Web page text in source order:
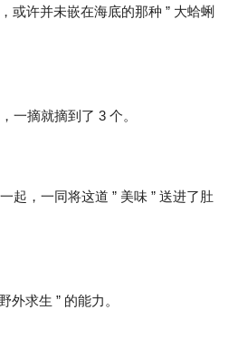
或许并未嵌在海底的那种 ” 大蛤蜊
一摘就摘到了 3 个。
起，一同将这道 ” 美味 ” 送进了肚
外求生 ” 的能力。